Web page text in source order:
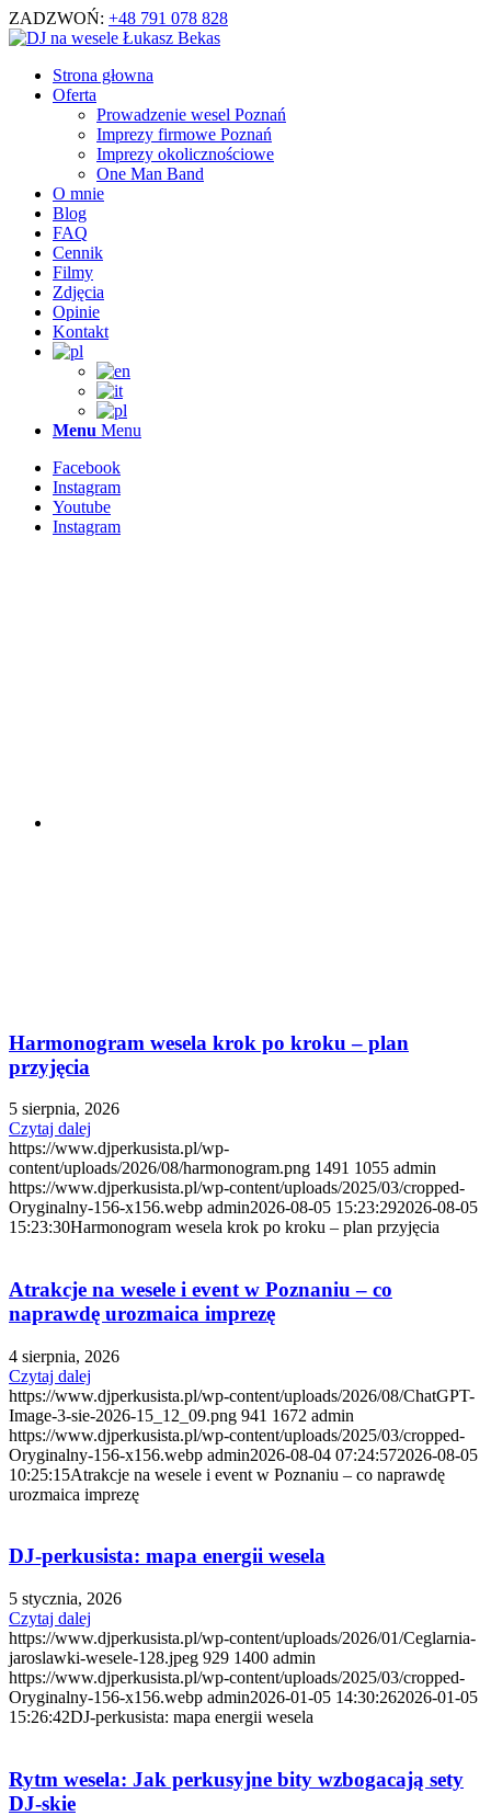
ZADZWOŃ: +48 791 078 828
Strona głowna
Oferta
Prowadzenie wesel Poznań
Imprezy firmowe Poznań
Imprezy okolicznościowe
One Man Band
O mnie
Blog
FAQ
Cennik
Filmy
Zdjęcia
Opinie
Kontakt
Menu Menu
Facebook
Instagram
Youtube
Instagram
Harmonogram wesela krok po kroku – plan
przyjęcia
5 sierpnia, 2026
Czytaj dalej
https://www.djperkusista.pl/wp-
content/uploads/2026/08/harmonogram.png 1491 1055 admin
https://www.djperkusista.pl/wp-content/uploads/2025/03/cropped-
Oryginalny-156-x156.webp admin2026-08-05 15:23:292026-08-05
15:23:30Harmonogram wesela krok po kroku – plan przyjęcia
Atrakcje na wesele i event w Poznaniu – co
naprawdę urozmaica imprezę
4 sierpnia, 2026
Czytaj dalej
https://www.djperkusista.pl/wp-content/uploads/2026/08/ChatGPT-
Image-3-sie-2026-15_12_09.png 941 1672 admin
https://www.djperkusista.pl/wp-content/uploads/2025/03/cropped-
Oryginalny-156-x156.webp admin2026-08-04 07:24:572026-08-05
10:25:15Atrakcje na wesele i event w Poznaniu – co naprawdę
urozmaica imprezę
DJ-perkusista: mapa energii wesela
5 stycznia, 2026
Czytaj dalej
https://www.djperkusista.pl/wp-content/uploads/2026/01/Ceglarnia-
jaroslawki-wesele-128.jpeg 929 1400 admin
https://www.djperkusista.pl/wp-content/uploads/2025/03/cropped-
Oryginalny-156-x156.webp admin2026-01-05 14:30:262026-01-05
15:26:42DJ-perkusista: mapa energii wesela
Rytm wesela: Jak perkusyjne bity wzbogacają sety
DJ-skie